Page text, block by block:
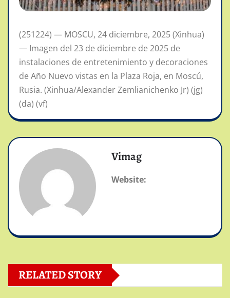
(251224) — MOSCU, 24 diciembre, 2025 (Xinhua)
— Imagen del 23 de diciembre de 2025 de
instalaciones de entretenimiento y decoraciones
de Año Nuevo vistas en la Plaza Roja, en Moscú,
Rusia. (Xinhua/Alexander Zemlianichenko Jr) (jg)
(da) (vf)
Vimag
Website:
RELATED STORY